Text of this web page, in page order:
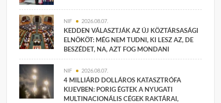
NIF 2026.08.07.
KEDDEN VÁLASZTJÁK AZ ÚJ KÖZTÁRSASÁGI
ELNÖKÖT: MÉG NEM TUDNI, KI LESZ AZ, DE
BESZÉDET, NA, AZT FOG MONDANI
NIF 2026.08.07.
4 MILLIÁRD DOLLÁROS KATASZTRÓFA
KIJEVBEN: PORIG ÉGTEK A NYUGATI
MULTINACIONÁLIS CÉGEK RAKTÁRAI,